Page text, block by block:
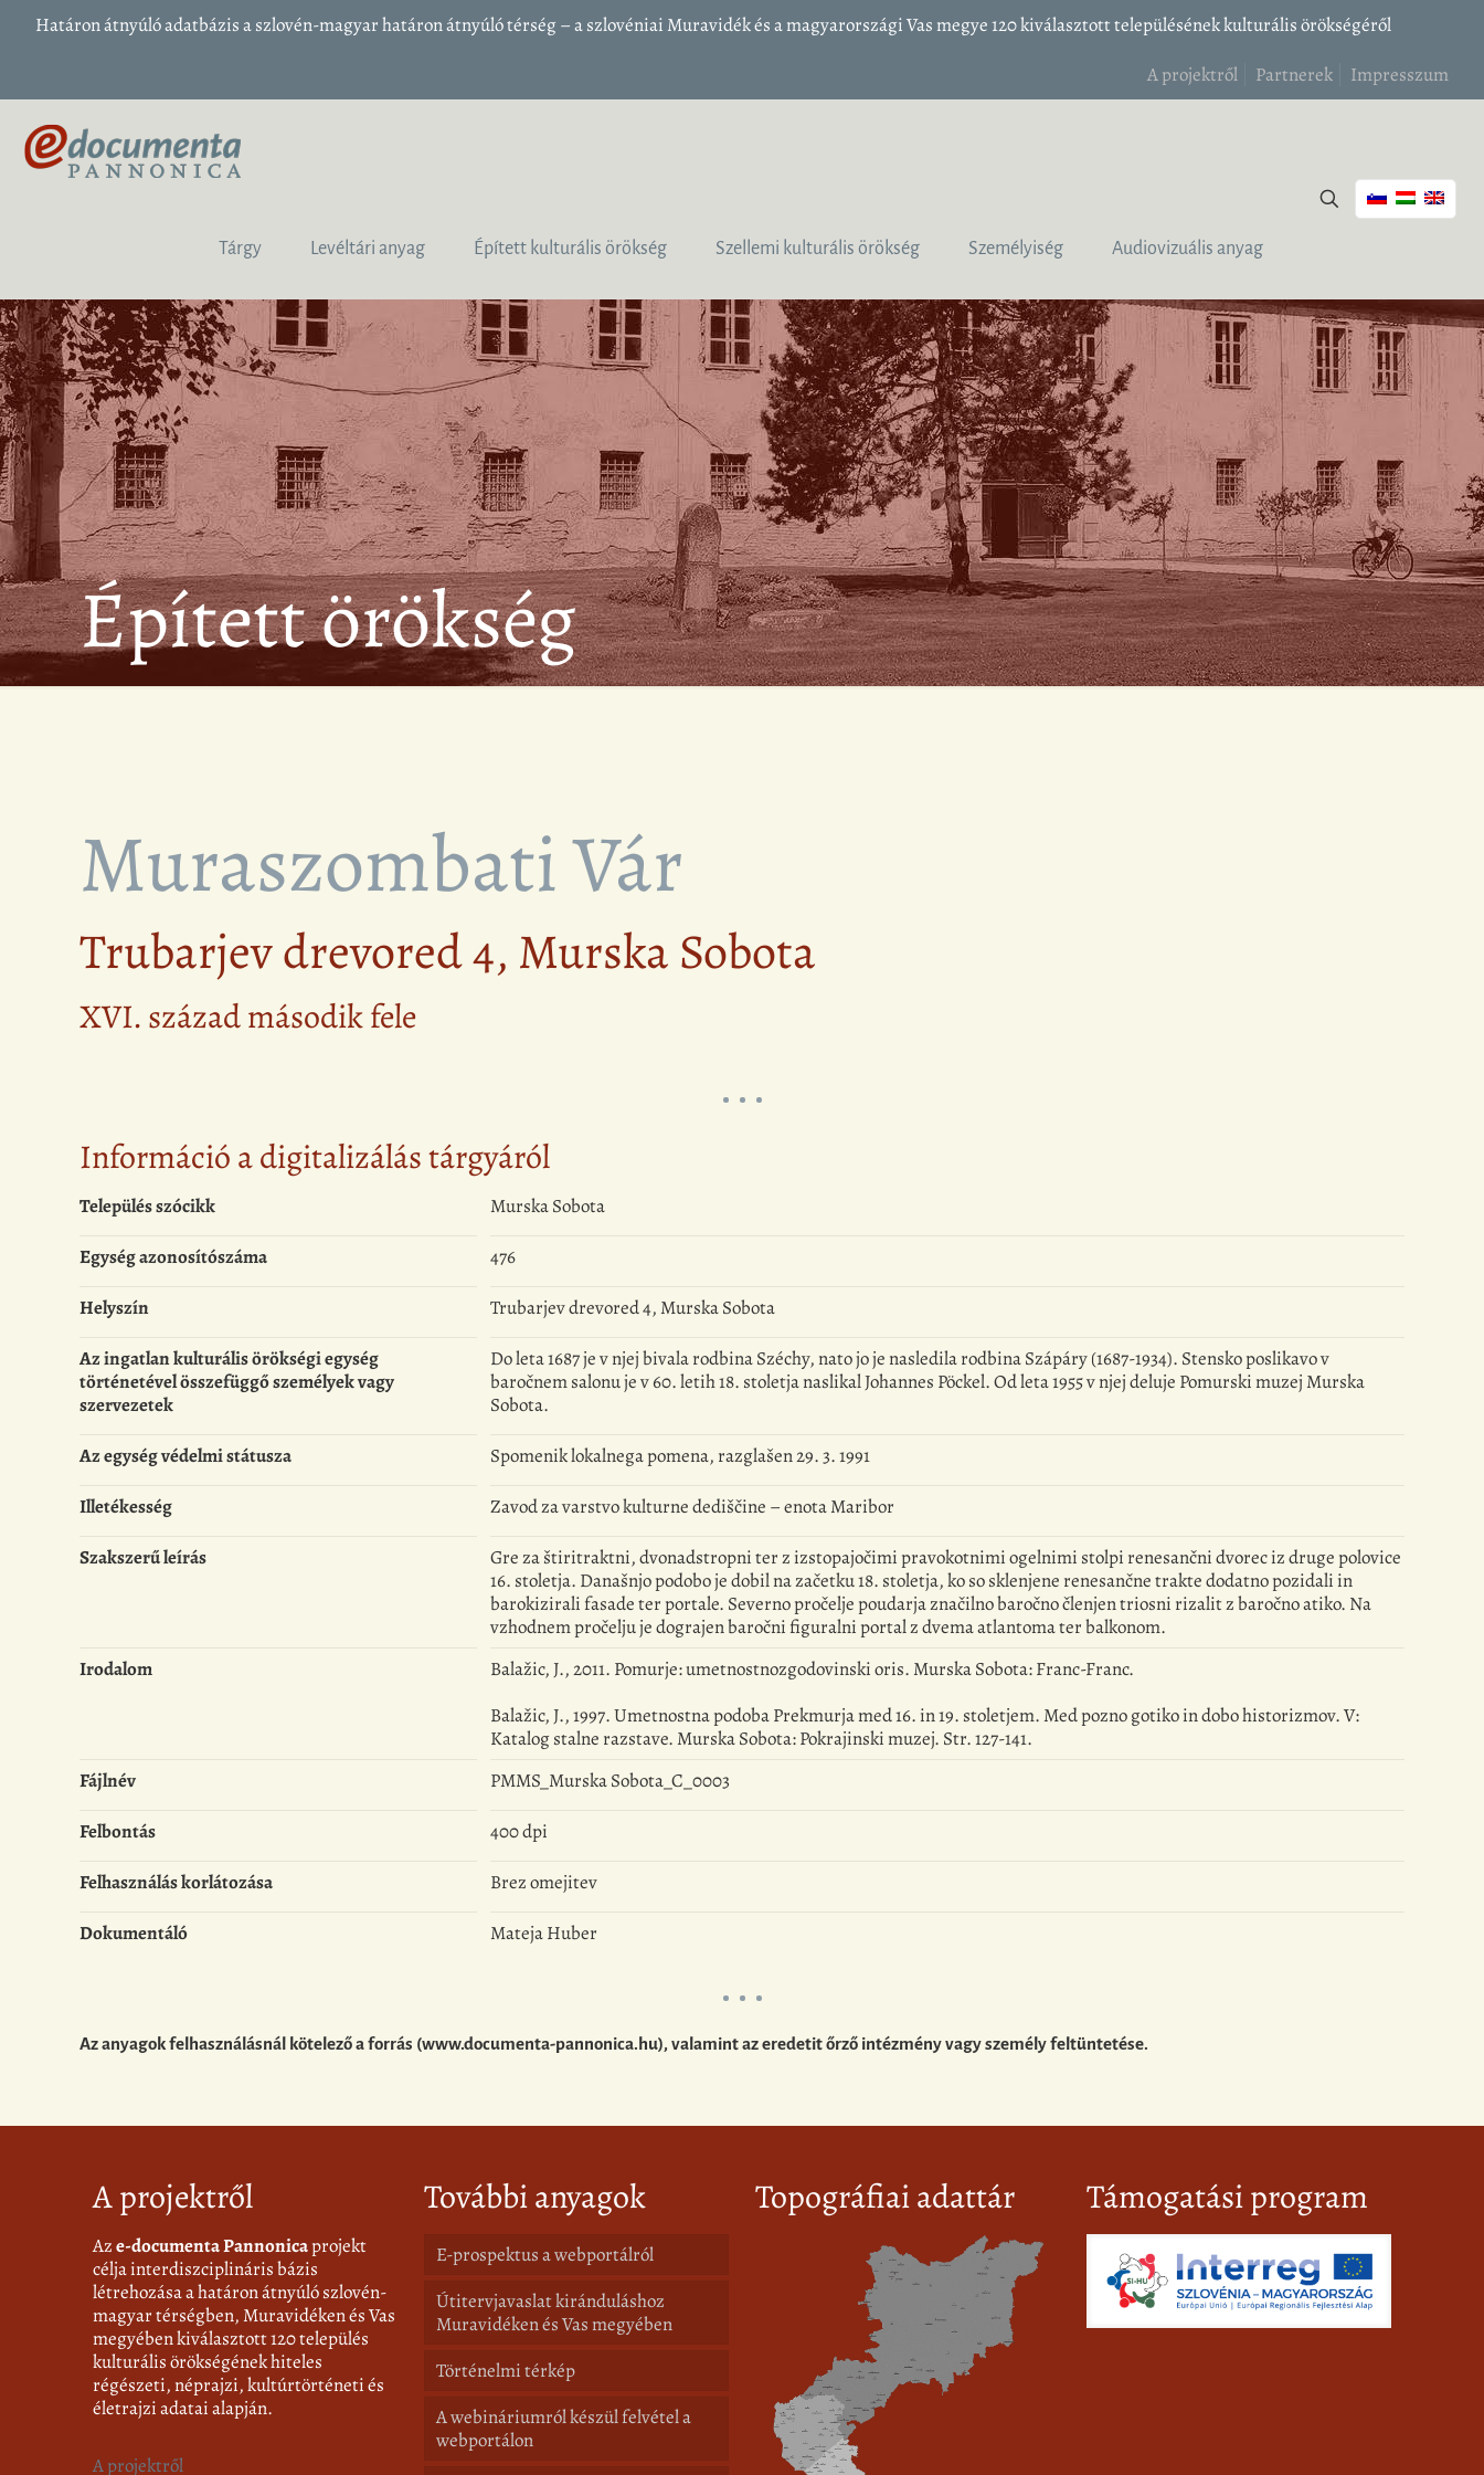
Határon átnyúló adatbázis a szlovén-magyar határon átnyúló térség – a szlovéniai Muravidék és a magyarországi Vas megye 120 kiválasztott településének kulturális örökségéről
A projektről
Partnerek Impresszum
Tárgy Levéltári anyag Épített kulturális örökség Szellemi kulturális örökség Személyiség Audiovizuális anyag
Épített örökség
Muraszombati Vár
Trubarjev drevored 4, Murska Sobota
XVI. század második fele
Információ a digitalizálás tárgyáról
Település szócikk
Murska Sobota
Egység azonosítószáma
476
Helyszín
Trubarjev drevored 4, Murska Sobota
Az ingatlan kulturális örökségi egység
történetével összefüggő személyek vagy
szervezetek
Do leta 1687 je v njej bivala rodbina Széchy, nato jo je nasledila rodbina Szápáry (1687-1934). Stensko poslikavo v
baročnem salonu je v 60. letih 18. stoletja naslikal Johannes Pöckel. Od leta 1955 v njej deluje Pomurski muzej Murska
Sobota.
Az egység védelmi státusza
Spomenik lokalnega pomena, razglašen 29. 3. 1991
Illetékesség
Zavod za varstvo kulturne dediščine – enota Maribor
Szakszerű leírás
Gre za štiritraktni, dvonadstropni ter z izstopajočimi pravokotnimi ogelnimi stolpi renesančni dvorec iz druge polovice
16. stoletja. Današnjo podobo je dobil na začetku 18. stoletja, ko so sklenjene renesančne trakte dodatno pozidali in
barokizirali fasade ter portale. Severno pročelje poudarja značilno baročno členjen triosni rizalit z baročno atiko. Na
vzhodnem pročelju je dograjen baročni figuralni portal z dvema atlantoma ter balkonom.
Irodalom
Balažic, J., 2011. Pomurje: umetnostnozgodovinski oris. Murska Sobota: Franc-Franc.
Balažic, J., 1997. Umetnostna podoba Prekmurja med 16. in 19. stoletjem. Med pozno gotiko in dobo historizmov. V:
Katalog stalne razstave. Murska Sobota: Pokrajinski muzej. Str. 127-141.
Fájlnév
PMMS_Murska Sobota_C_0003
Felbontás
400 dpi
Felhasználás korlátozása
Brez omejitev
Dokumentáló
Mateja Huber
Az anyagok felhasználásnál kötelező a forrás (www.documenta-pannonica.hu), valamint az eredetit őrző intézmény vagy személy feltüntetése.
A projektről
Aze-documenta Pannonicaprojekt
célja interdiszciplináris bázis
létrehozása a határon átnyúló szlovén-
magyar térségben, Muravidéken és Vas
megyében kiválasztott 120 település
kulturális örökségének hiteles
régészeti, néprajzi, kultúrtörténeti és
életrajzi adatai alapján.
A projektről
További anyagok
E-prospektus a webportálról
Útitervjavaslat kiránduláshoz
Muravidéken és Vas megyében
Történelmi térkép
A webináriumról készül felvétel a
webportálon
Topográfiai adattár Támogatási program